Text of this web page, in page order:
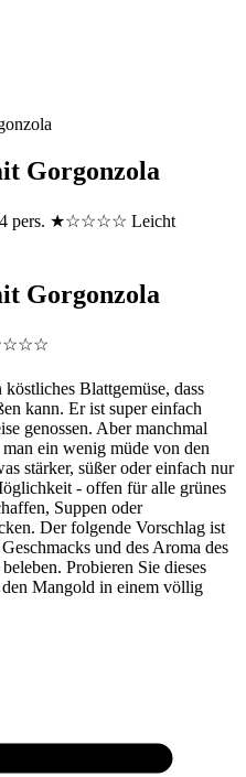
Gorgonzola
pers. ★☆☆☆☆ Leicht
Gorgonzola
Blattgemüse, dass
kann. Er ist super einfach
genossen. Aber manchmal
ein wenig müde von den
stärker, süßer oder einfach nur
- offen für alle grünes
Suppen oder
Der folgende Vorschlag ist
und des Aroma des
Probieren Sie dieses
den Mangold in einem völlig